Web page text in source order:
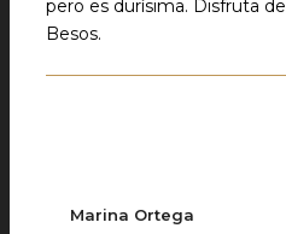
pero es durísima. Disfruta
Besos.
Marina Ortega